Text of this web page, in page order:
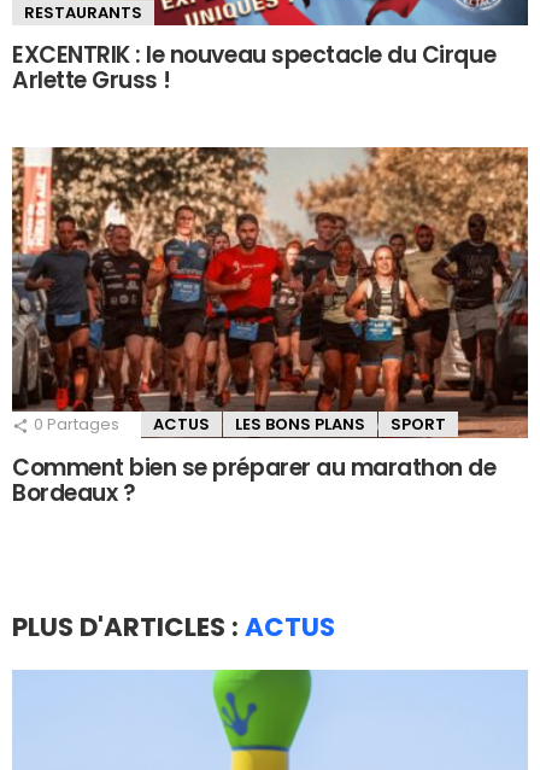
RESTAURANTS
EXCENTRIK : le nouveau spectacle du Cirque
Arlette Gruss !
0 Partages ACTUS LES BONS PLANS SPORT
Comment bien se préparer au marathon de
Bordeaux ?
PLUS D'ARTICLES : ACTUS